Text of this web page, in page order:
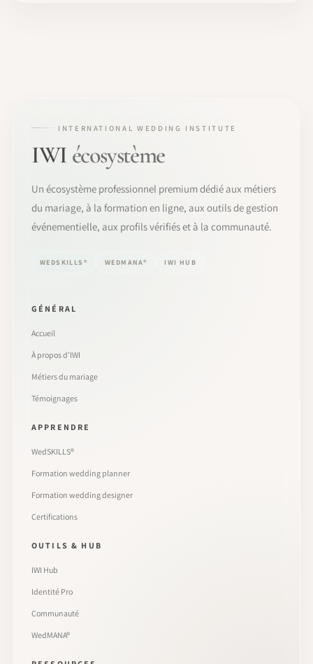
INTERNATIONAL WEDDING INSTITUTE
IWI écosystème
Un écosystème professionnel premium dédié aux métiers
du mariage, à la formation en ligne, aux outils de gestion
événementielle, aux profils vérifiés et à la communauté.
WEDSKILLS® WEDMANA® IWI HUB
GÉNÉRAL
Accueil
À propos d’IWI
Métiers du mariage
Témoignages
APPRENDRE
WedSKILLS®
Formation wedding planner
Formation wedding designer
Certifications
OUTILS & HUB
IWI Hub
Identité Pro
Communauté
WedMANA®